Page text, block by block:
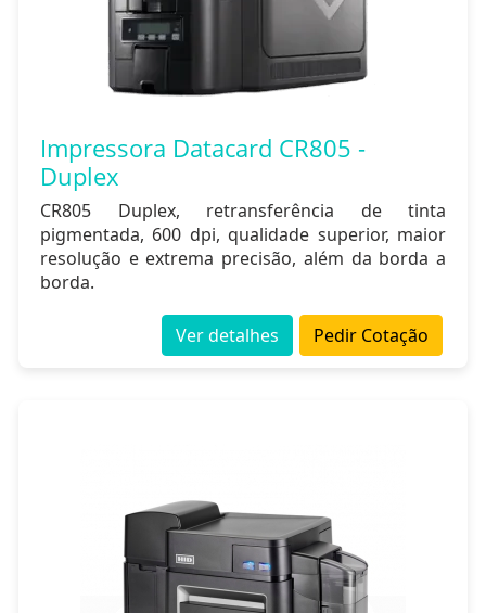
Impressora Datacard CR805 -
Duplex
CR805 Duplex, retransferência de tinta
pigmentada, 600 dpi, qualidade superior, maior
resolução e extrema precisão, além da borda a
borda.
Pedir Cotação
Ver detalhes